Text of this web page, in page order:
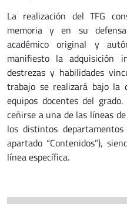
La realización del TFG
memoria y en su
académico original y
manifiesto la adquisición
destrezas y habilidades
trabajo se realizará bajo la
equipos docentes del
ceñirse a una de las líneas
los distintos
apartado “Contenidos”),
línea específica.